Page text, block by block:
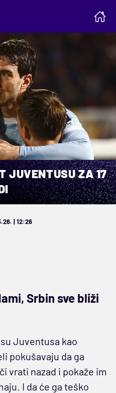
JUVENTUSU ZA 17
| 12:26
Srbin sve bliži
Juventusa kao
pokušavaju da ga
vrati nazad i pokaže im
I da će ga teško